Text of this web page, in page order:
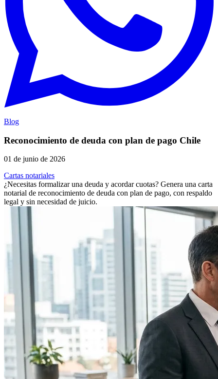
Blog
Reconocimiento de deuda con plan de pago Chile
01 de junio de 2026
Cartas notariales
¿Necesitas formalizar una deuda y acordar cuotas? Genera una carta
notarial de reconocimiento de deuda con plan de pago, con respaldo
legal y sin necesidad de juicio.